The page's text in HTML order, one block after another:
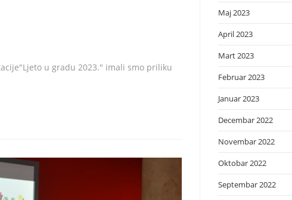
u gradu 2023." imali smo priliku
Maj 2023
April 2023
Mart 2023
Februar 2023
Januar 2023
Decembar 2022
Novembar 2022
Oktobar 2022
Septembar 2022